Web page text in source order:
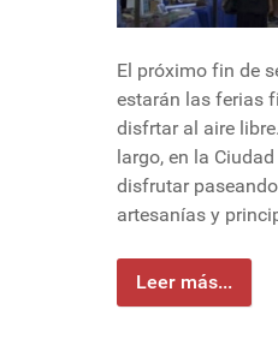
El próximo fin de
estarán las ferias
disfrtar al aire
largo, en la
disfrutar
artesanías y
Leer más...